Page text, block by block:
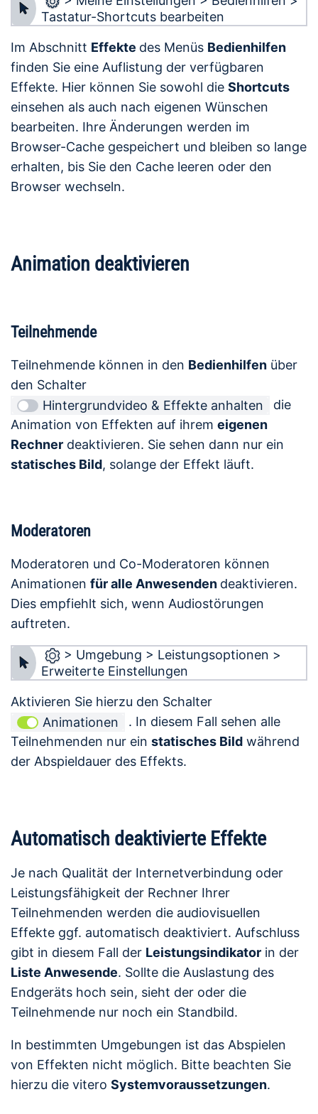
Tastatur-Shortcuts bearbeiten
Im Abschnitt Effekte des Menüs Bedienhilfen
finden Sie eine Auflistung der verfügbaren
Effekte. Hier können Sie sowohl die Shortcuts
einsehen als auch nach eigenen Wünschen
bearbeiten. Ihre Änderungen werden im
Browser-Cache gespeichert und bleiben so lange
erhalten, bis Sie den Cache leeren oder den
Browser wechseln.
Animation deaktivieren
Teilnehmende
Teilnehmende können in den Bedienhilfen über
den Schalter
Hintergrundvideo & Effekte anhalten
die
Animation von Effekten auf ihrem eigenen
Rechner deaktivieren. Sie sehen dann nur ein
statisches Bild, solange der Effekt läuft.
Moderatoren
Moderatoren und Co-Moderatoren können
Animationen für alle Anwesenden deaktivieren.
Dies empfiehlt sich, wenn Audiostörungen
auftreten.
> Umgebung > Leistungsoptionen >
Erweiterte Einstellungen
Aktivieren Sie hierzu den Schalter
Animationen
. In diesem Fall sehen alle
Teilnehmenden nur ein statisches Bild während
der Abspieldauer des Effekts.
Automatisch deaktivierte Effekte
Je nach Qualität der Internetverbindung oder
Leistungsfähigkeit der Rechner Ihrer
Teilnehmenden werden die audiovisuellen
Effekte ggf. automatisch deaktiviert. Aufschluss
gibt in diesem Fall der Leistungsindikator in der
Liste Anwesende. Sollte die Auslastung des
Endgeräts hoch sein, sieht der oder die
Teilnehmende nur noch ein Standbild.
In bestimmten Umgebungen ist das Abspielen
von Effekten nicht möglich. Bitte beachten Sie
hierzu die vitero Systemvoraussetzungen.